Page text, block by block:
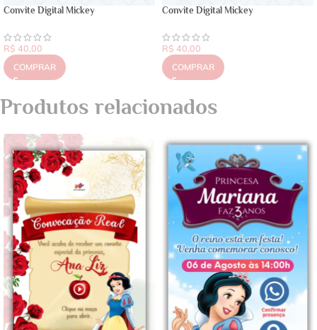
Convite Digital Mickey
R$ 40,00
COMPRAR
Convite Digital Mickey
R$ 40,00
COMPRAR
Produtos relacionados